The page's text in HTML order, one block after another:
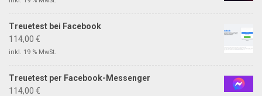
Treuetest bei Facebook
114,00 €
inkl. 19 % MwSt.
Treuetest per Facebook-Messenger
114,00 €